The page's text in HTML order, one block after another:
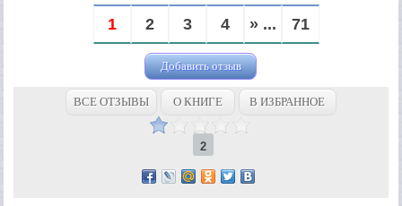
1 2 3 4 » ... 71
Добавить отзыв
ВСЕ ОТЗЫВЫ О КНИГЕ В ИЗБРАННОЕ
2